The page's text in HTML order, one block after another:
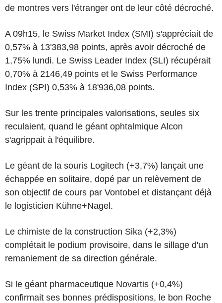
de montres vers l'étranger ont de leur côté décroché.
A 09h15, le Swiss Market Index (SMI) s'appréciait de
0,57% à 13'383,98 points, après avoir décroché de
1,75% lundi. Le Swiss Leader Index (SLI) récupérait
0,70% à 2146,49 points et le Swiss Performance
Index (SPI) 0,53% à 18'936,08 points.
Sur les trente principales valorisations, seules six
reculaient, quand le géant ophtalmique Alcon
s'agrippait à l'équilibre.
Le géant de la souris Logitech (+3,7%) lançait une
échappée en solitaire, dopé par un relèvement de
son objectif de cours par Vontobel et distançant déjà
le logisticien Kühne+Nagel.
Le chimiste de la construction Sika (+2,3%)
complétait le podium provisoire, dans le sillage d'un
remaniement de sa direction générale.
Si le géant pharmaceutique Novartis (+0,4%)
confirmait ses bonnes prédispositions, le bon Roche